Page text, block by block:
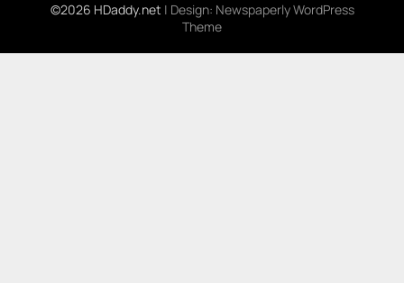
©2026 HDaddy.net | Design: Newspaperly WordPress
Theme